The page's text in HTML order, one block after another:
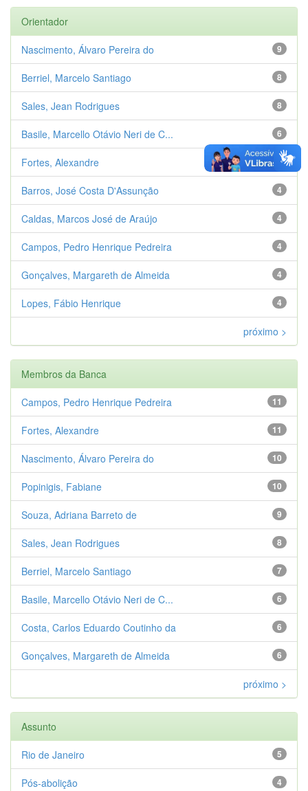
Orientador
9
Nascimento, Álvaro Pereira do
8
Berriel, Marcelo Santiago
8
Sales, Jean Rodrigues
6
Basile, Marcello Otávio Neri de C...
6
Fortes, Alexandre
4
Barros, José Costa D'Assunção
4
Caldas, Marcos José de Araújo
4
Campos, Pedro Henrique Pedreira
4
Gonçalves, Margareth de Almeida
4
Lopes, Fábio Henrique
próximo >
Membros da Banca
11
Campos, Pedro Henrique Pedreira
11
Fortes, Alexandre
10
Nascimento, Álvaro Pereira do
10
Popinigis, Fabiane
9
Souza, Adriana Barreto de
8
Sales, Jean Rodrigues
7
Berriel, Marcelo Santiago
6
Basile, Marcello Otávio Neri de C...
6
Costa, Carlos Eduardo Coutinho da
6
Gonçalves, Margareth de Almeida
próximo >
Assunto
5
Rio de Janeiro
4
Pós-abolição